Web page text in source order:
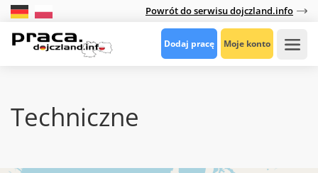
Powrót do serwisu dojczland.info
Dodaj pracę Moje konto
Techniczne